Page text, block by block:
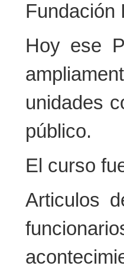
Fundación
Hoy ese
unidades
público.
El curso
Articulos